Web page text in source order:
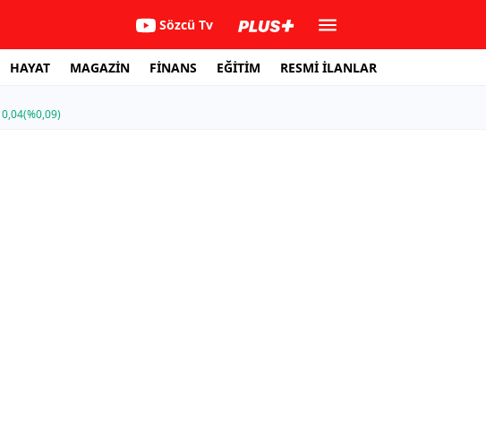
Sözcü Tv
HAYAT MAGAZİN FİNANS EĞİTİM RESMİ İLANLAR
0,04(%0,09)